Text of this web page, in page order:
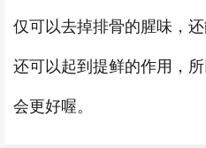
仅可以去掉排骨的腥味，
还可以起到提鲜的作用，
会更好喔。